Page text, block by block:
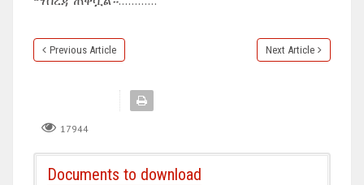
Previous Article Next Article
17944
Documents to download